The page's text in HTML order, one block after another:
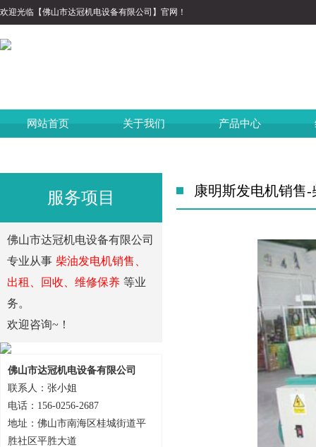
欢迎光临【佛山市达冠机电设备有限公司】官网！
网站首页 关于我们 产品中心
服务项目
佛山市达冠机电设备有限公司
专业从事 柴油发电机销售、
出租、回收、维修保养 等业
务。
欢迎咨询~！
佛山市达冠机电设备有限公司
联系人：张小姐
电话：156-0256-2687
地址：佛山市南海区桂城街道平
胜社区平胜大道
康明斯发电机销售